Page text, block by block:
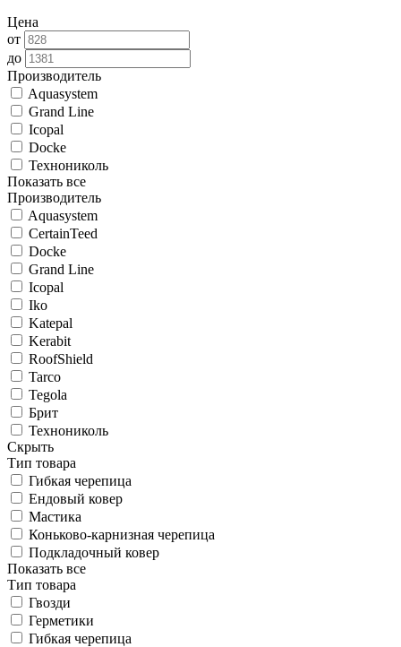
Цена
от
до
Производитель
Aquasystem
Grand Line
Icopal
Docke
Технониколь
Показать все
Производитель
Aquasystem
CertainTeed
Docke
Grand Line
Icopal
Iko
Katepal
Kerabit
RoofShield
Tarco
Tegola
Брит
Технониколь
Скрыть
Тип товара
Гибкая черепица
Ендовый ковер
Мастика
Коньково-карнизная черепица
Подкладочный ковер
Показать все
Тип товара
Гвозди
Герметики
Гибкая черепица